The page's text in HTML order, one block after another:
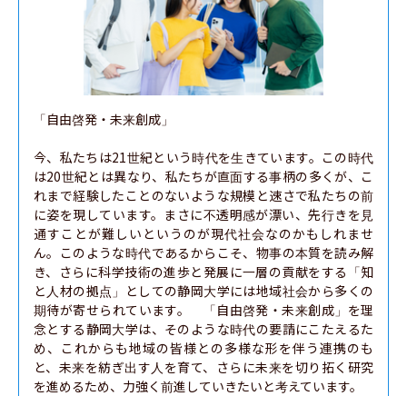
「自由啓発・未来創成」
今、私たちは21世紀という時代を生きています。この時代
は20世紀とは異なり、私たちが直面する事柄の多くが、こ
れまで経験したことのないような規模と速さで私たちの前
に姿を現しています。まさに不透明感が漂い、先行きを見
通すことが難しいというのが現代社会なのかもしれませ
ん。このような時代であるからこそ、物事の本質を読み解
き、さらに科学技術の進歩と発展に一層の貢献をする「知
と人材の拠点」としての静岡大学には地域社会から多くの
期待が寄せられています。　「自由啓発・未来創成」を理
念とする静岡大学は、そのような時代の要請にこたえるた
め、これからも地域の皆様との多様な形を伴う連携のも
と、未来を紡ぎ出す人を育て、さらに未来を切り拓く研究
を進めるため、力強く前進していきたいと考えています。